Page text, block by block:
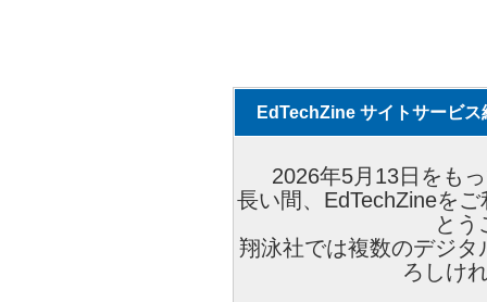
EdTechZine サイトサービス
2026年5月13日をも
長い間、EdTechZineを
とう
翔泳社では複数のデジ
ろしけ